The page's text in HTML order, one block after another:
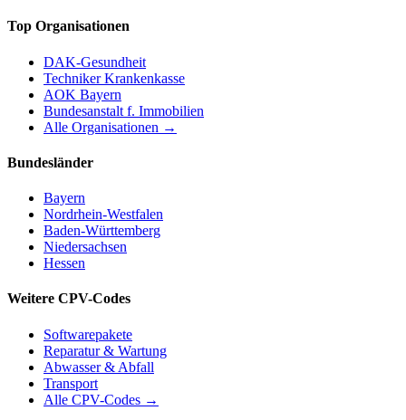
Top Organisationen
DAK-Gesundheit
Techniker Krankenkasse
AOK Bayern
Bundesanstalt f. Immobilien
Alle Organisationen →
Bundesländer
Bayern
Nordrhein-Westfalen
Baden-Württemberg
Niedersachsen
Hessen
Weitere CPV-Codes
Softwarepakete
Reparatur & Wartung
Abwasser & Abfall
Transport
Alle CPV-Codes →